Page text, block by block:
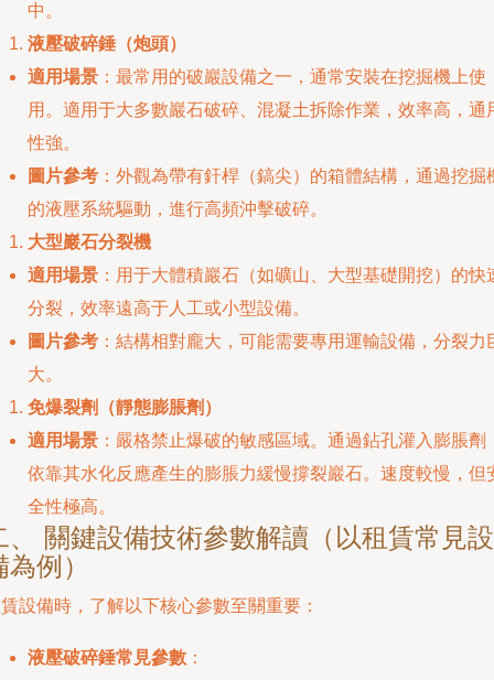
中。
液壓破碎錘（炮頭）
適用場景 ：最常用的破巖設備之一，通常安裝在挖掘機上使
用。適用于大多數巖石破碎、混凝土拆除作業，效率高，通
性強。
圖片參考 ：外觀為帶有釬桿（鎬尖）的箱體結構，通過挖掘
的液壓系統驅動，進行高頻沖擊破碎。
大型巖石分裂機
適用場景 ：用于大體積巖石（如礦山、大型基礎開挖）的快
分裂，效率遠高于人工或小型設備。
圖片參考 ：結構相對龐大，可能需要專用運輸設備，分裂力
大。
免爆裂劑（靜態膨脹劑）
適用場景 ：嚴格禁止爆破的敏感區域。通過鉆孔灌入膨脹劑
依靠其水化反應產生的膨脹力緩慢撐裂巖石。速度較慢，但
全性極高。
、 關鍵設備技術參數解讀（以租賃常見設
為例）
設備時，了解以下核心參數至關重要：
液壓破碎錘常見參數 ：